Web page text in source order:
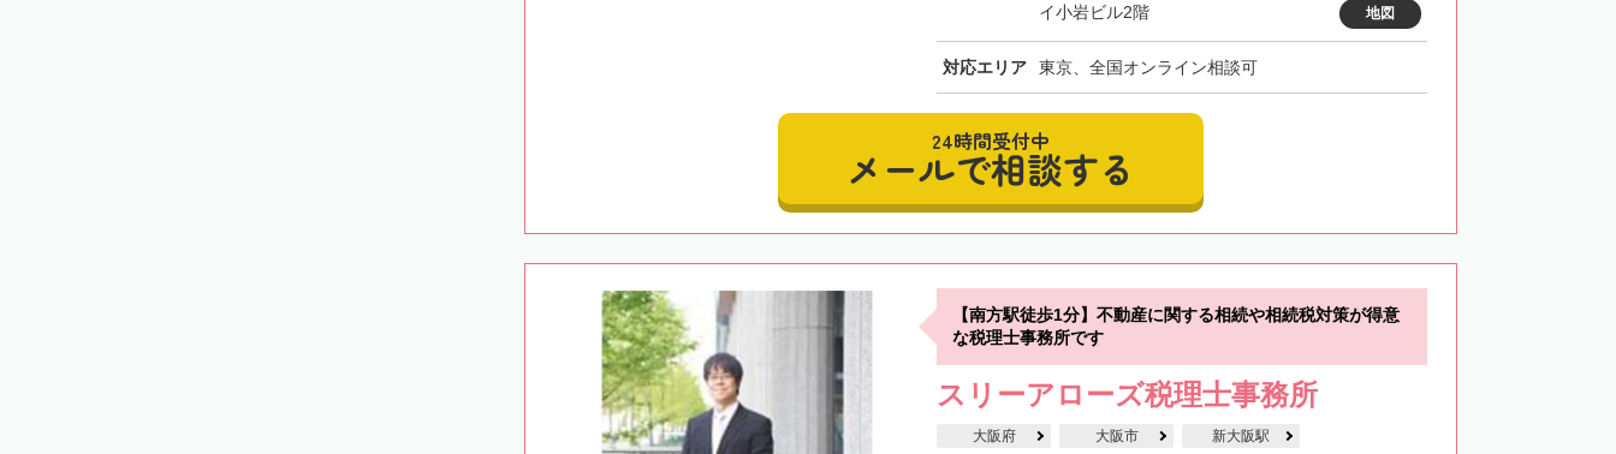
イ小岩ビル2階
地図
対応エリア 東京、全国オンライン相談可
24時間受付中
メールで相談する
【南方駅徒歩1分】不動産に関する相続や相続税対策が得意
な税理士事務所です
スリーアローズ税理士事務所
大阪府 大阪市 新大阪駅